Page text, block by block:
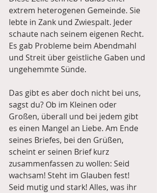
extrem heterogenen Gemeinde. Sie
lebte in Zank und Zwiespalt. Jeder
schaute nach seinem eigenen Recht.
Es gab Probleme beim Abendmahl
und Streit über geistliche Gaben und
ungehemmte Sünde.
Das gibt es aber doch nicht bei uns,
sagst du? Ob im Kleinen oder
Großen, überall und bei jedem gibt
es einen Mangel an Liebe. Am Ende
seines Briefes, bei den Grüßen,
scheint er seinen Brief kurz
zusammenfassen zu wollen: Seid
wachsam! Steht im Glauben fest!
Seid mutig und stark! Alles, was ihr